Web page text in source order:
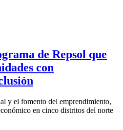
de Repsol que
con
y el fomento del emprendimiento,
en cinco distritos del norte